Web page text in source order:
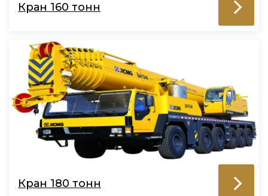
Кран 160 тонн
Кран 180 тонн